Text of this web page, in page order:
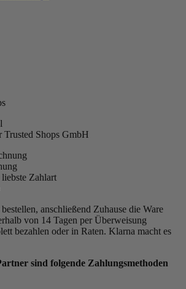
Trusted Shops GmbH
Zahlart
anschließend Zuhause die Ware
von 14 Tagen per Überweisung
bezahlen oder in Raten. Klarna macht es
sind folgende Zahlungsmethoden